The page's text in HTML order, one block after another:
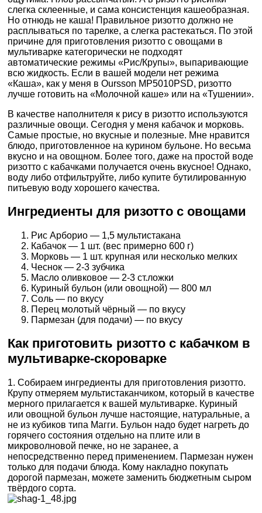
слегка склеенные, и сама консистенция кашеобразная.
Но отнюдь не каша! Правильное ризотто должно не
расплываться по тарелке, а слегка растекаться. По этой
причине для приготовления ризотто с овощами в
мультиварке категорически не подходят
автоматические режимы «Рис/Крупы», выпаривающие
всю жидкость. Если в вашей модели нет режима
«Каша», как у меня в Oursson MP5010PSD, ризотто
лучше готовить на «Молочной каше» или на «Тушении».
В качестве наполнителя к рису в ризотто используются
различные овощи. Сегодня у меня кабачок и морковь.
Самые простые, но вкусные и полезные. Мне нравится
блюдо, приготовленное на курином бульоне. Но весьма
вкусно и на овощном. Более того, даже на простой воде
ризотто с кабачками получается очень вкусное! Однако,
воду либо отфильтруйте, либо купите бутилированную
питьевую воду хорошего качества.
Ингредиенты для ризотто с овощами
Рис Арборио — 1,5 мультистакана
Кабачок — 1 шт. (вес примерно 600 г)
Морковь — 1 шт. крупная или несколько мелких
Чеснок — 2-3 зубчика
Масло оливковое — 2-3 ст.ложки
Куриный бульон (или овощной) — 800 мл
Соль — по вкусу
Перец молотый чёрный — по вкусу
Пармезан (для подачи) — по вкусу
Как приготовить ризотто с кабачком в
мультиварке-скороварке
1. Собираем ингредиенты для приготовления ризотто.
Крупу отмеряем мультистаканчиком, который в качестве
мерного прилагается к вашей мультиварке. Куриный
или овощной бульон лучше настоящие, натуральные, а
не из кубиков типа Магги. Бульон надо будет нагреть до
горячего состояния отдельно на плите или в
микроволновой печке, но не заранее, а
непосредственно перед применением. Пармезан нужен
только для подачи блюда. Кому накладно покупать
дорогой пармезан, можете заменить бюджетным сыром
твёрдого сорта.